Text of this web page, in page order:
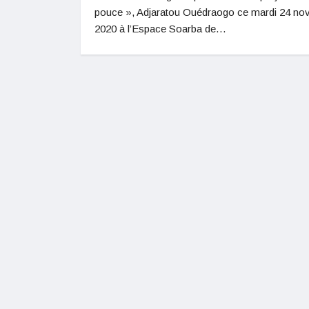
pouce », Adjaratou Ouédraogo ce mardi 24
2020 à l’Espace Soarba de…